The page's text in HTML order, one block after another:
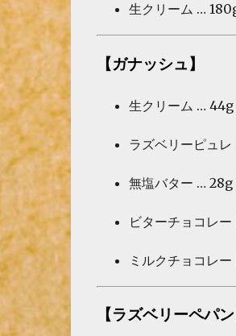
生クリーム …
【ガナッシュ】
生クリーム … 44g
ラズベリーピュ
無塩バター … 28g
ビターチョコレ
ミルクチョコレ
【ラズベリーペパン